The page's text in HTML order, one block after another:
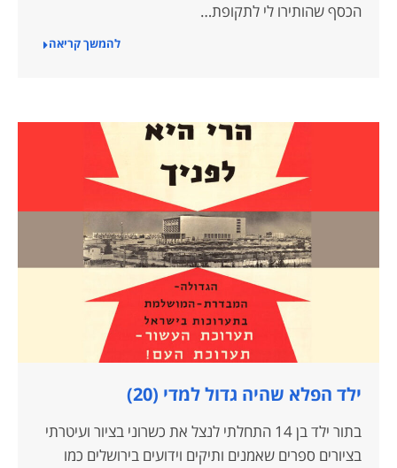
הכסף שהותירו לי לתקופת…
להמשך קריאה
ילד הפלא שהיה גדול למדי (20)
בתור ילד בן 14 התחלתי לנצל את כשרוני בציור ועיטרתי
בציורים ספרים שאמנים ותיקים וידועים בירושלים כמו